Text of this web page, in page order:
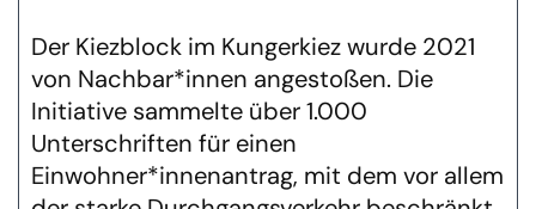
Der Kiezblock im Kungerkiez wurde 2021
von Nachbar*innen angestoßen. Die
Initiative sammelte über 1.000
Unterschriften für einen
Einwohner*innenantrag, mit dem vor allem